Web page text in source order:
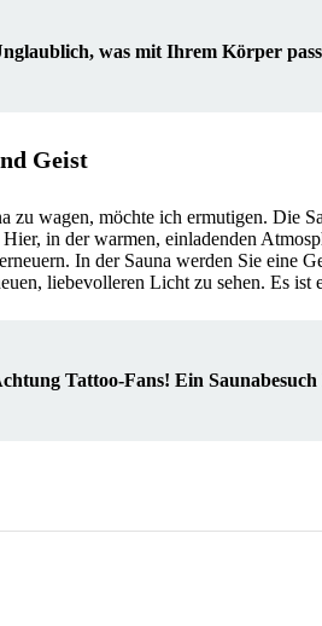
was mit Ihrem Körper
Geist
zu wagen, möchte ich ermutigen. Die
in der warmen, einladenden
In der Sauna werden Sie eine
liebevolleren Licht zu sehen. Es
Tattoo-Fans! Ein